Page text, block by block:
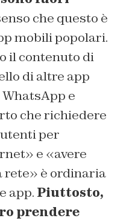
che questo è
mobili popolari.
il contenuto di
di altre app
e
che richiedere
per
e «avere
rete» è ordinaria
app. Piuttosto,
prendere